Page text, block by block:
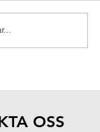
OSS